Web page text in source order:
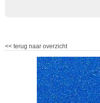
<< terug naar overzicht